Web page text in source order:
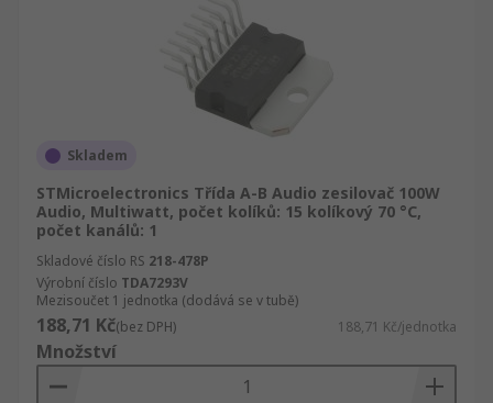
Skladem
STMicroelectronics Třída A-B Audio zesilovač 100W
Audio, Multiwatt, počet kolíků: 15 kolíkový 70 °C,
počet kanálů: 1
Skladové číslo RS 218-478P
Výrobní číslo TDA7293V
Mezisoučet 1 jednotka (dodává se v tubě)
188,71 Kč(bez DPH) 188,71 Kč/jednotka
Množství